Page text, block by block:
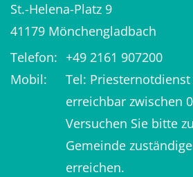
St.-Helena-Platz 9
41179 Mönchengladbach
Telefon: +49 2161 907200
Mobil:
Tel: Priesternotdienst
erreichbar zwischen
Versuchen Sie bitte
Gemeinde
erreichen.